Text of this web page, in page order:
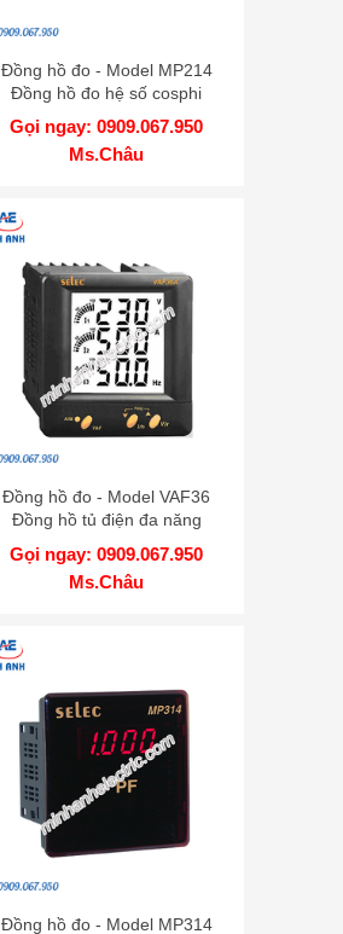
Đồng hồ đo - Model MP214
Đồng hồ đo hệ số cosphi
Gọi ngay: 0909.067.950
Ms.Châu
Đồng hồ đo - Model VAF36
Đồng hồ tủ điện đa năng
Gọi ngay: 0909.067.950
Ms.Châu
Đồng hồ đo - Model MP314